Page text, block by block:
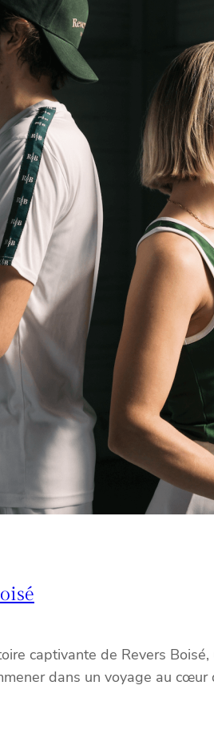
captivante de Revers
dans un voyage au